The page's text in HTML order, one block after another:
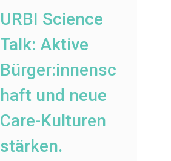
URBI Science
Talk: Aktive
Bürger:innensc
haft und neue
Care-Kulturen
stärken.